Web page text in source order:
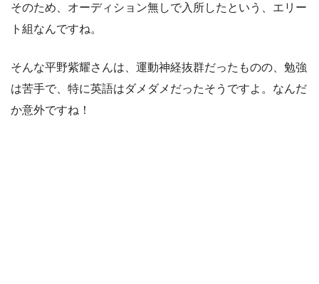
そのため、オーディション無しで入所したという、エリー
ト組なんですね。
そんな平野紫耀さんは、運動神経抜群だったものの、勉強
は苦手で、特に英語はダメダメだったそうですよ。なんだ
か意外ですね！